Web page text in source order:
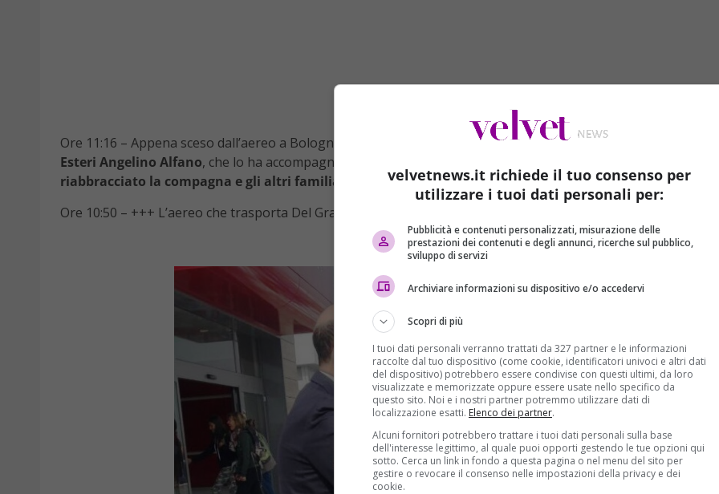
Ore 11:16 – Appena sceso dall’aereo a Bologna
Gabriele Del Grande è stato accolto dal ministro degli
Esteri Angelino Alfano, che lo ha accompagnato
riabbracciato la compagna e gli altri familiari
Ore 10:50 – +++ L’aereo che trasporta Del Grande è da poco
velvetnews.it richiede il tuo consenso per
utilizzare i tuoi dati personali per:
Pubblicità e contenuti personalizzati, misurazione delle
prestazioni dei contenuti e degli annunci, ricerche sul pubblico,
sviluppo di servizi
Archiviare informazioni su dispositivo e/o accedervi
Scopri di più
I tuoi dati personali verranno trattati da 327 partner e le informazioni
raccolte dal tuo dispositivo (come cookie, identificatori univoci e altri dati
del dispositivo) potrebbero essere condivise con questi ultimi, da loro
visualizzate e memorizzate oppure essere usate nello specifico da
questo sito. Noi e i nostri partner potremmo utilizzare dati di
localizzazione esatti. Elenco dei partner.
Alcuni fornitori potrebbero trattare i tuoi dati personali sulla base
dell'interesse legittimo, al quale puoi opporti gestendo le tue opzioni qui
sotto. Cerca un link in fondo a questa pagina o nel menu del sito per
gestire o revocare il consenso nelle impostazioni della privacy e dei
cookie.